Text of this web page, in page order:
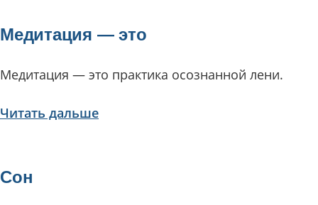
Медитация — это
Медитация — это практика осознанной лени.
Читать дальше
Сон